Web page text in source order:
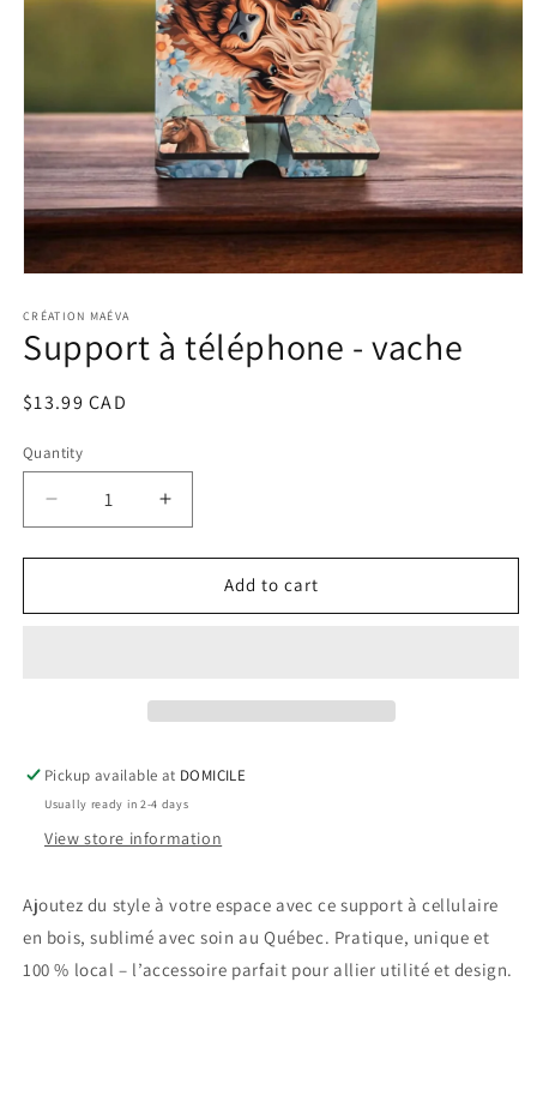
1
in
modal
CRÉATION MAÉVA
Support à téléphone - vache
Regular
$13.99 CAD
Quantity
Decrease
quantity
for
à
Increase
quantity
for
Support
à
Add to cart
Pickup available at DOMICILE
Usually ready in 2-4 days
View store information
Ajoutez du style à votre espace avec ce support à cellulaire
en bois, sublimé avec soin au Québec. Pratique, unique et
100 % local – l’accessoire parfait pour allier utilité et design.